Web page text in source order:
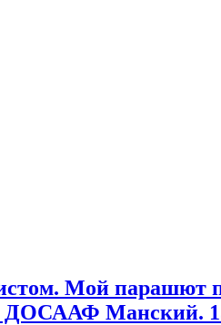
Мой парашют
Манский.